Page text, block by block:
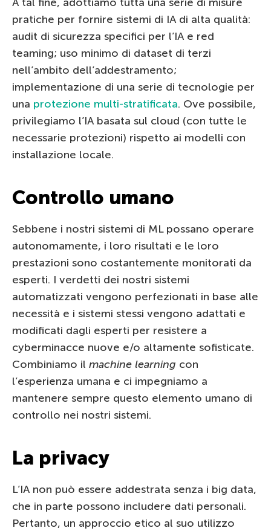
pratiche per fornire sistemi di IA di alta qualità:
audit di sicurezza specifici per l’IA e red
teaming; uso minimo di dataset di terzi
nell’ambito dell’addestramento;
implementazione di una serie di tecnologie per
una protezione multi-stratificata. Ove possibile,
privilegiamo l’IA basata sul cloud (con tutte le
necessarie protezioni) rispetto ai modelli con
installazione locale.
Controllo umano
Sebbene i nostri sistemi di ML possano operare
autonomamente, i loro risultati e le loro
prestazioni sono costantemente monitorati da
esperti. I verdetti dei nostri sistemi
automatizzati vengono perfezionati in base alle
necessità e i sistemi stessi vengono adattati e
modificati dagli esperti per resistere a
cyberminacce nuove e/o altamente sofisticate.
Combiniamo il machine learning con
l’esperienza umana e ci impegniamo a
mantenere sempre questo elemento umano di
controllo nei nostri sistemi.
La privacy
L’IA non può essere addestrata senza i big data,
che in parte possono includere dati personali.
Pertanto, un approccio etico al suo utilizzo